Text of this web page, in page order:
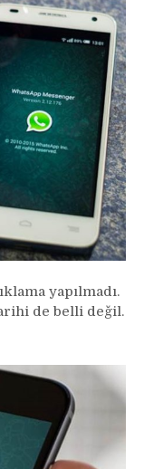
yapılmadı.
de belli değil.